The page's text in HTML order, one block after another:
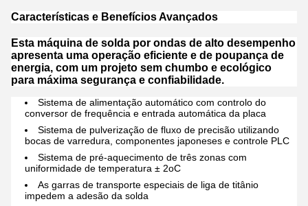
Características e Benefícios Avançados
Esta máquina de solda por ondas de alto desempenho
apresenta uma operação eficiente e de poupança de
energia, com um projeto sem chumbo e ecológico
para máxima segurança e confiabilidade.
Sistema de alimentação automático com controlo do
conversor de frequência e entrada automática da placa
Sistema de pulverização de fluxo de precisão utilizando
bocas de varredura, componentes japoneses e controle PLC
Sistema de pré-aquecimento de três zonas com
uniformidade de temperatura ± 2oC
As garras de transporte especiais de liga de titânio
impedem a adesão da solda